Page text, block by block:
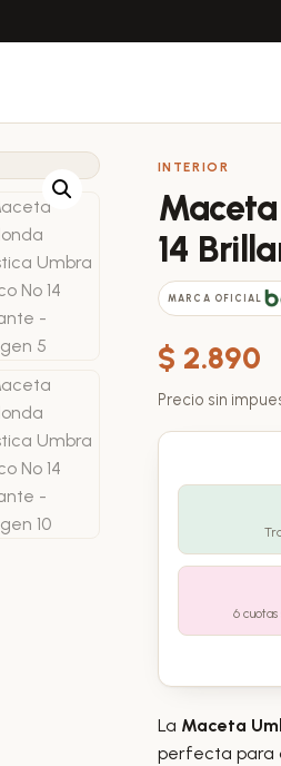
INTERIOR
14
MARCA OFICIAL
$ 2.890
Precio sin
6
La Maceta
perfecta para